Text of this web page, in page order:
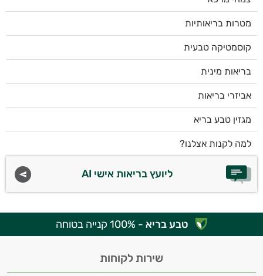
מטרות בריאותיות
קוסמטיקה טבעית
בריאות מינית
אביזרי בריאות
מגזין טבע בריא
למה לקנות אצלנו?
ליועץ בריאות אישי AI
טבע בריא - 100% קנייה בטוחה
שירות לקוחות